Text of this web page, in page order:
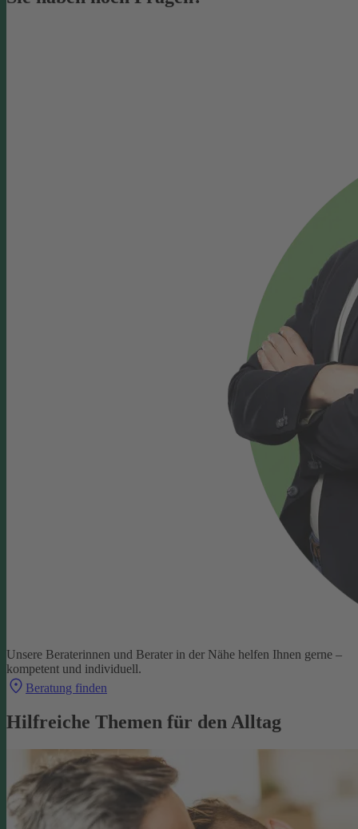
Unsere Beraterinnen und Berater in der Nähe helfen Ihnen gerne –
kompetent und individuell.
Beratung finden
Hilfreiche Themen für den Alltag